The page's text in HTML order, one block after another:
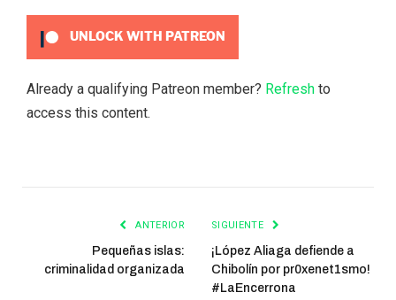
UNLOCK WITH PATREON
Already a qualifying Patreon member? Refresh to
access this content.
ANTERIOR
Pequeñas islas:
criminalidad organizada
SIGUIENTE
¡López Aliaga defiende a
Chibolín por pr0xenet1smo!
#LaEncerrona